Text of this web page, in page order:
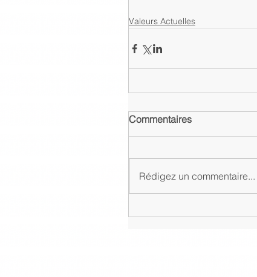
Valeurs Actuelles
Commentaires
Rédigez un commentaire...